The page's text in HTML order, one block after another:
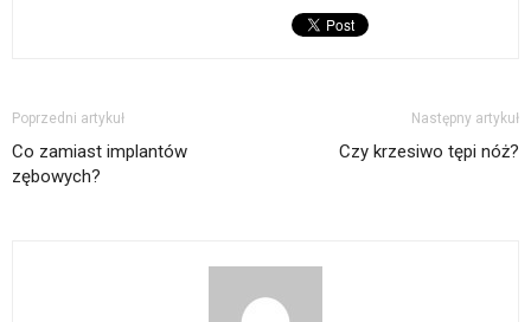
Poprzedni artykuł
Co zamiast implantów
zębowych?
Następny artykuł
Czy krzesiwo tępi nóż?